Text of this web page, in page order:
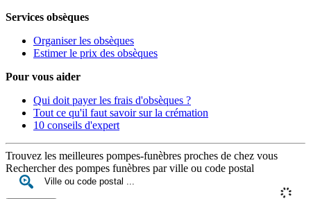
Services obsèques
Organiser les obsèques
Estimer le prix des obsèques
Pour vous aider
Qui doit payer les frais d'obsèques ?
Tout ce qu'il faut savoir sur la crémation
10 conseils d'expert
Trouvez les meilleures pompes-funèbres proches de chez vous
Rechercher des pompes funèbres par ville ou code postal